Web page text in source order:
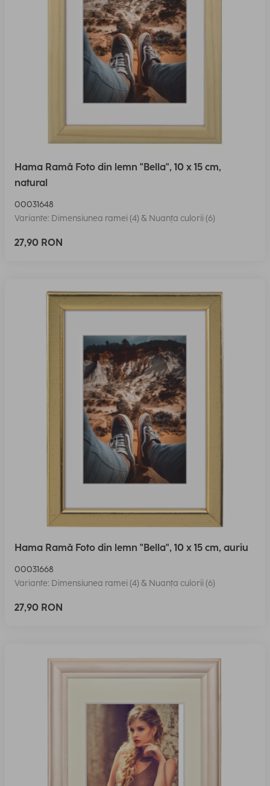
Hama Ramă Foto din lemn "Bella", 10 x 15 cm,
natural
00031648
Variante: Dimensiunea ramei (4) & Nuanța culorii (6)
27,90 RON
Hama Ramă Foto din lemn "Bella", 10 x 15 cm, auriu
00031668
Variante: Dimensiunea ramei (4) & Nuanța culorii (6)
27,90 RON